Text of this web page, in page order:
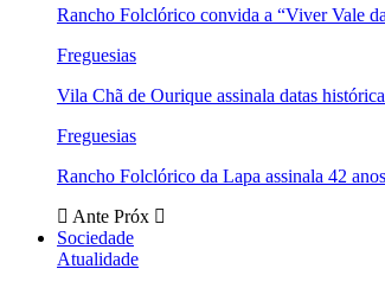
Rancho Folclórico convida a “Viver Vale
Freguesias
Vila Chã de Ourique assinala datas
Freguesias
Rancho Folclórico da Lapa assinala 42
Ante Próx
Sociedade
Atualidade